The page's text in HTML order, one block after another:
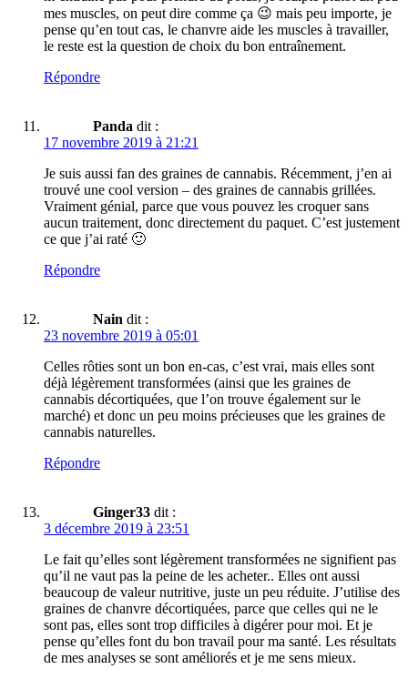
mes muscles, on peut dire comme ça 😉 mais peu importe, je
pense qu’en tout cas, le chanvre aide les muscles à travailler,
le reste est la question de choix du bon entraînement.
Répondre
Panda dit :
17 novembre 2019 à 21:21
Je suis aussi fan des graines de cannabis. Récemment, j’en ai
trouvé une cool version – des graines de cannabis grillées.
Vraiment génial, parce que vous pouvez les croquer sans
aucun traitement, donc directement du paquet. C’est justement
ce que j’ai raté 🙂
Répondre
Nain dit :
23 novembre 2019 à 05:01
Celles rôties sont un bon en-cas, c’est vrai, mais elles sont
déjà légèrement transformées (ainsi que les graines de
cannabis décortiquées, que l’on trouve également sur le
marché) et donc un peu moins précieuses que les graines de
cannabis naturelles.
Répondre
Ginger33 dit :
3 décembre 2019 à 23:51
Le fait qu’elles sont légèrement transformées ne signifient pas
qu’il ne vaut pas la peine de les acheter.. Elles ont aussi
beaucoup de valeur nutritive, juste un peu réduite. J’utilise des
graines de chanvre décortiquées, parce que celles qui ne le
sont pas, elles sont trop difficiles à digérer pour moi. Et je
pense qu’elles font du bon travail pour ma santé. Les résultats
de mes analyses se sont améliorés et je me sens mieux.